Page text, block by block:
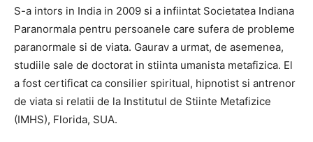
S-a intors in India in 2009 si a infiintat Societatea Indiana
Paranormala pentru persoanele care sufera de probleme
paranormale si de viata. Gaurav a urmat, de asemenea,
studiile sale de doctorat in stiinta umanista metafizica. El
a fost certificat ca consilier spiritual, hipnotist si antrenor
de viata si relatii de la Institutul de Stiinte Metafizice
(IMHS), Florida, SUA.